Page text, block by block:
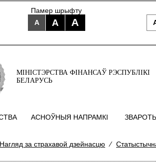
Памер шрыфту
A
A A
МІНІСТЭРСТВА ФІНАНСАЎ РЭСПУБЛІКІ
БЕЛАРУСЬ
АСНОЎНЫЯ НАПРАМКI
Нагляд за страхавой дзейнасцю ⁄